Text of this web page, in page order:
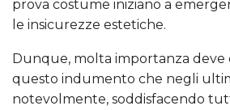
prova costume iniziano a
le insicurezze estetiche.
Dunque, molta importanza deve
questo indumento che negli
notevolmente, soddisfacendo